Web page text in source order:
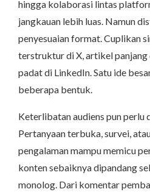
hingga kolaborasi lintas
jangkauan lebih luas. Namun
penyesuaian format. Cuplikan
terstruktur di X, artikel
padat di LinkedIn. Satu ide
beberapa bentuk.
Keterlibatan audiens pun perlu
Pertanyaan terbuka, survei,
pengalaman mampu memicu
konten sebaiknya dipandang
monolog. Dari komentar